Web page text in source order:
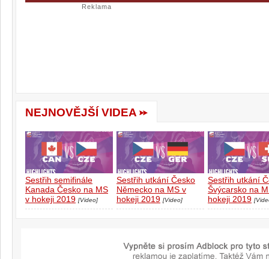
Reklama
NEJNOVĚJŠÍ VIDEA
Sestřih semifinále
Kanada Česko na MS
v hokeji 2019 [Video]
Sestřih utkání Česko
Německo na MS v
hokeji 2019 [Video]
Sestřih utkání
Švýcarsko na
hokeji 2019